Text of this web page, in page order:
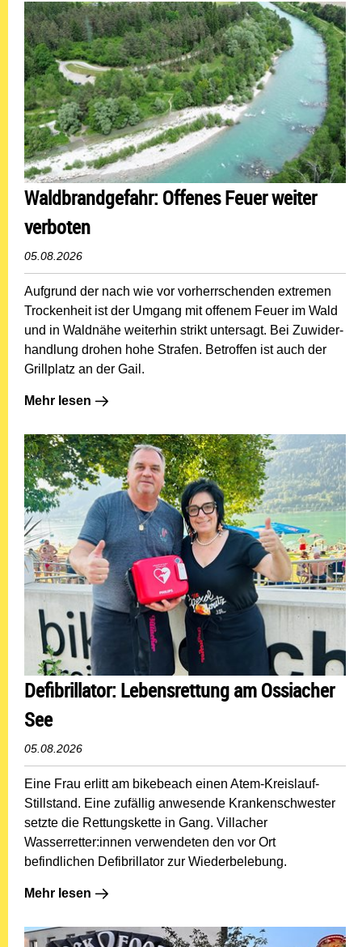
Waldbrandgefahr: Offenes Feuer weiter
verboten
05.08.2026
Aufgrund der nach wie vor vorherrschenden extremen
Trockenheit ist der Umgang mit offenem Feuer im Wald
und in Waldnähe weiterhin strikt untersagt. Bei Zuwider­
handlung drohen hohe Strafen. Betroffen ist auch der
Grillplatz an der Gail.
Mehr lesen: Waldbrandgefahr: Offenes Feuer weiter
Mehr lesen
Defibrillator: Lebensrettung am Ossiacher
See
05.08.2026
Eine Frau erlitt am bikebeach einen Atem-Kreislauf-
Stillstand. Eine zufällig anwesende Krankenschwester
setzte die Rettungskette in Gang. Villacher
Wasserretter:innen verwendeten den vor Ort
befindlichen Defibrillator zur Wiederbelebung.
Mehr lesen: Defibrillator: Lebensrettung am Ossiacher
Mehr lesen